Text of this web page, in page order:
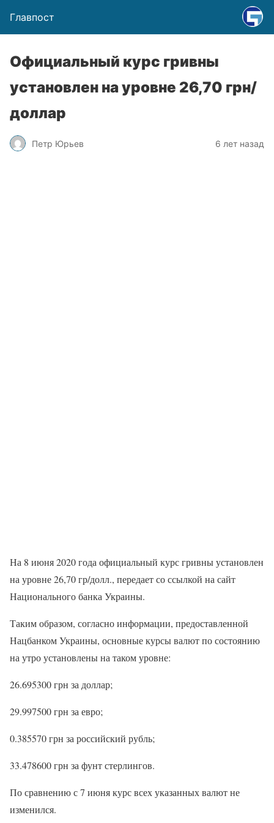
Главпост
Официальный курс гривны
установлен на уровне 26,70 грн/
доллар
Петр Юрьев 6 лет назад
На 8 июня 2020 года официальный курс гривны установлен
на уровне 26,70 гр/долл., передает со ссылкой на сайт
Национального банка Украины.
Таким образом, согласно информации, предоставленной
Нацбанком Украины, основные курсы валют по состоянию
на утро установлены на таком уровне:
26.695300 грн за доллар;
29.997500 грн за евро;
0.385570 грн за российский рубль;
33.478600 грн за фунт стерлингов.
По сравнению с 7 июня курс всех указанных валют не
изменился.